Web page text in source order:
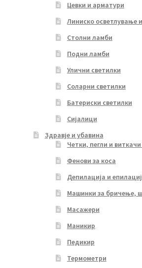
Цевки и арматури
Линиско осветлување
Столни ламби
Подни ламби
Улични светилки
Соларни светилки
Батериски светилки
Сијалици
Здравје и убавина
Четки, пегли и виткачи
Фенови за коса
Депилација и
Машинки за бричење,
Масажери
Маникир
Педикир
Термометри